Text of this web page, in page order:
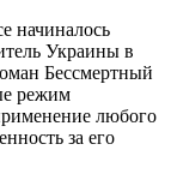
начиналось
Украины в
Бессмертный
режим
любого
за его